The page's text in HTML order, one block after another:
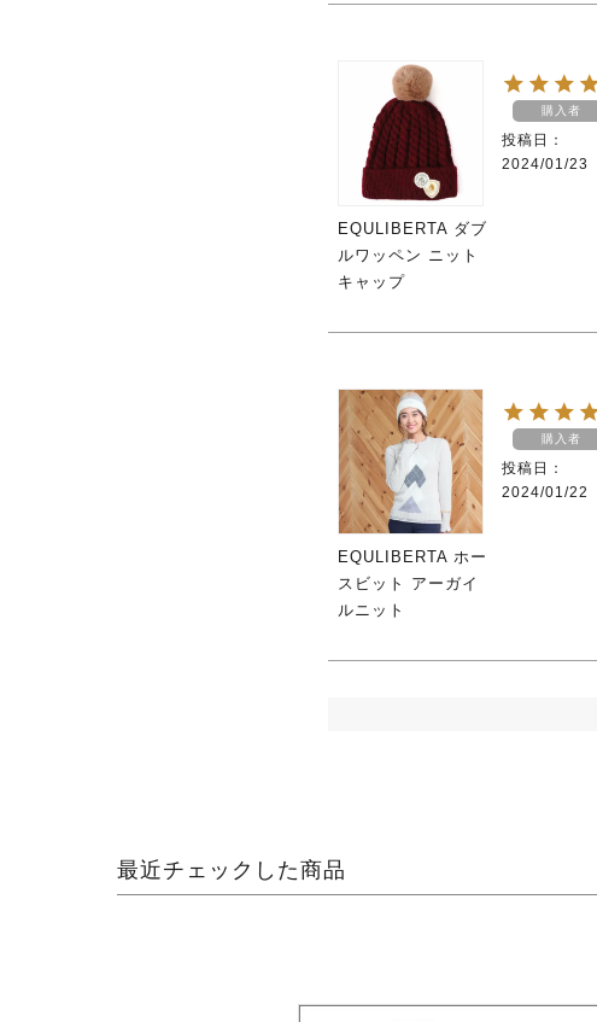
EQULIBERTA ダブ
ルワッペン ニット
キャップ
購入者
投稿日
2024/01/23
EQULIBERTA ホー
スビット アーガイ
ルニット
購入者
投稿日
2024/01/22
最近チェックした商品